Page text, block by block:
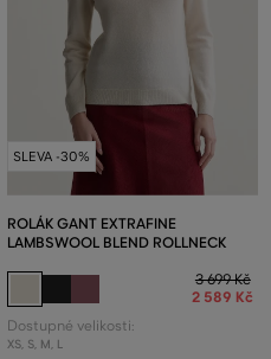
SLEVA -30%
ROLÁK GANT EXTRAFINE
LAMBSWOOL BLEND ROLLNECK
3 699 Kč
2 589 Kč
Dostupné velikosti:
XS, S, M, L